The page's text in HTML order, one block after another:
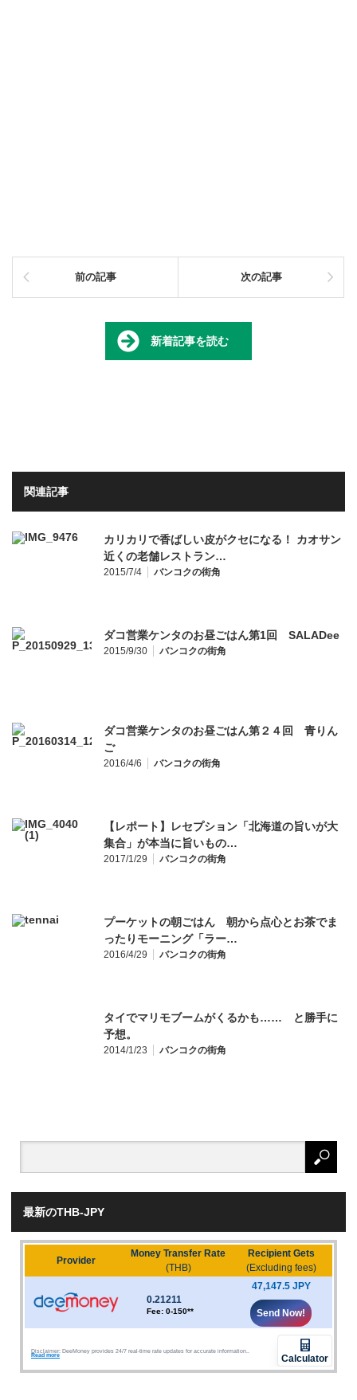
前の記事 次の記事
新着記事を読む
関連記事
カリカリで香ばしい皮がクセになる！ カオサン
近くの老舗レストラン…
2015/7/4 バンコクの街角
ダコ営業ケンタのお昼ごはん第1回 SALADee
2015/9/30 バンコクの街角
ダコ営業ケンタのお昼ごはん第２４回 青りん
ご
2016/4/6 バンコクの街角
【レポート】レセプション「北海道の旨いが大
集合」が本当に旨いもの…
2017/1/29 バンコクの街角
プーケットの朝ごはん 朝から点心とお茶でま
ったりモーニング「ラー…
2016/4/29 バンコクの街角
タイでマリモブームがくるかも…… と勝手に
予想。
2014/1/23 バンコクの街角
最新のTHB-JPY